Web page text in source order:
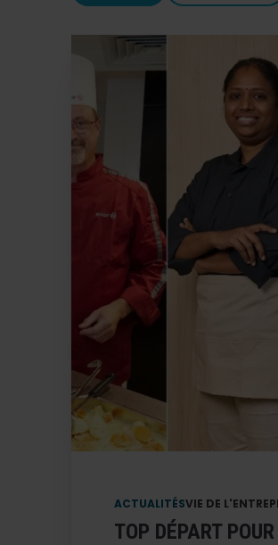
ACTUALITÉSVIE DE
TOP DÉPART